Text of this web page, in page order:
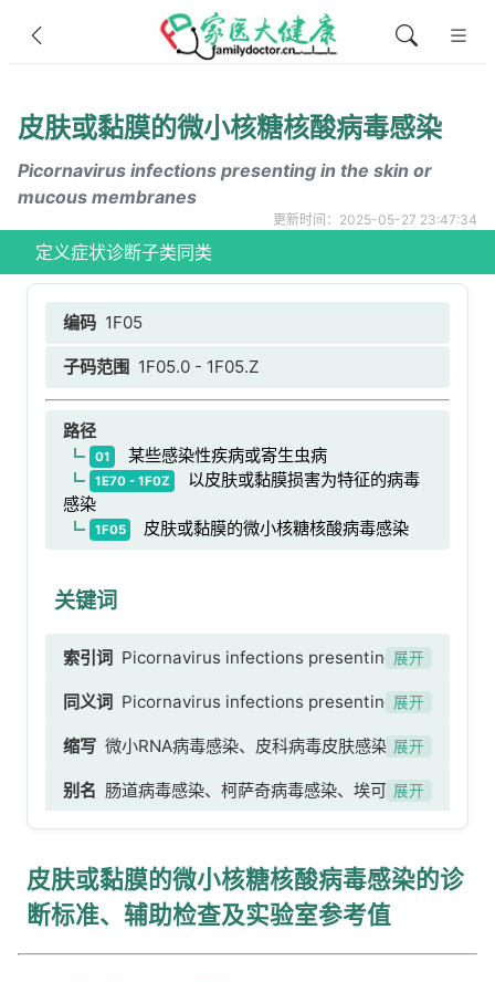
皮肤或黏膜的微小核糖核酸病毒感染
Picornavirus infections presenting in the skin or
mucous membranes
更新时间：2025-05-27 23:47:34
定义症状诊断子类同类
编码 1F05
子码范围 1F05.0 - 1F05.Z
路径
01 某些感染性疾病或寄生虫病
1E70 - 1F0Z
以皮肤或黏膜损害为特征的病毒
感染
1F05 皮肤或黏膜的微小核糖核酸病毒感染
关键词
索引词 Picornavirus infections presenting in
the skin or mucous membranes
展开
同义词 Picornavirus infections presenting in
the skin、Picornavirus infections presenting
in mucous membranes、Picornavirus
infections presenting in the skin [No
translation available]
展开
缩写 微小RNA病毒感染、皮科病毒皮肤感染、微
小核糖核酸病毒性皮肤病
展开
别名 肠道病毒感染、柯萨奇病毒感染、埃可病毒
膜感染、微小核糖核酸病毒性黏膜病变
展开
皮肤或黏膜的微小核糖核酸病毒感染的诊
断标准、辅助检查及实验室参考值